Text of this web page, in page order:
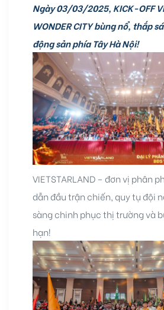
Ngày 03/03/2025, KICK-OFF
WONDER CITY bùng nổ, thắp
động sản phía Tây Hà Nội!
VIETSTARLAND – đơn vị phân
dẫn đầu trận chiến, quy tụ đội
sàng chinh phục thị trường và
hạn!